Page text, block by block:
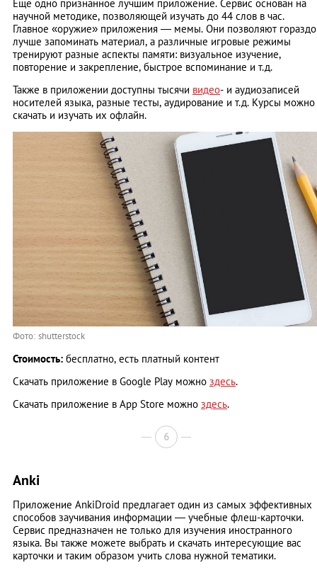
Еще одно признанное лучшим приложение. Сервис основан на
научной методике, позволяющей изучать до 44 слов в час.
Главное «оружие» приложения — мемы. Они позволяют гораздо
лучше запоминать материал, а различные игровые режимы
тренируют разные аспекты памяти: визуальное изучение,
повторение и закрепление, быстрое вспоминание и т.д.
Также в приложении доступны тысячи видео- и аудиозаписей
носителей языка, разные тесты, аудирование и т.д. Курсы можно
скачать и изучать их офлайн.
Фото: shutterstock
Стоимость: бесплатно, есть платный контент
Скачать приложение в Google Play можно здесь.
Скачать приложение в App Store можно здесь.
6
Anki
Приложение AnkiDroid предлагает один из самых эффективных
способов заучивания информации — учебные флеш-карточки.
Сервис предназначен не только для изучения иностранного
языка. Вы также можете выбрать и скачать интересующие вас
карточки и таким образом учить слова нужной тематики.